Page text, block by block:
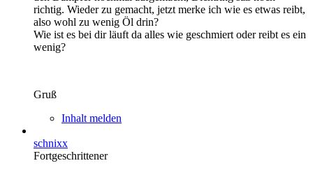
richtig. Wieder zu gemacht, jetzt merke ich wie es etwas reibt,
also wohl zu wenig Öl drin?
Wie ist es bei dir läuft da alles wie geschmiert oder reibt es ein
wenig?
Gruß
Inhalt melden
schnixx
Fortgeschrittener